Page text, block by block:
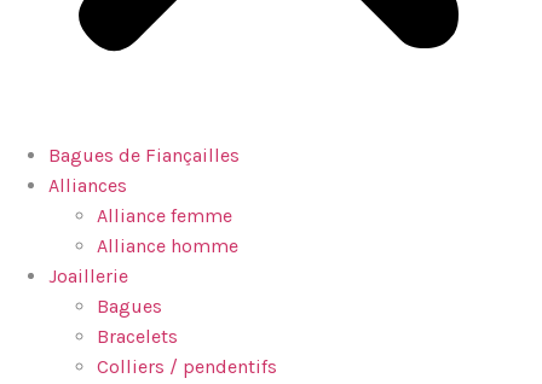
Bagues de Fiançailles
Alliances
Alliance femme
Alliance homme
Joaillerie
Bagues
Bracelets
Colliers / pendentifs